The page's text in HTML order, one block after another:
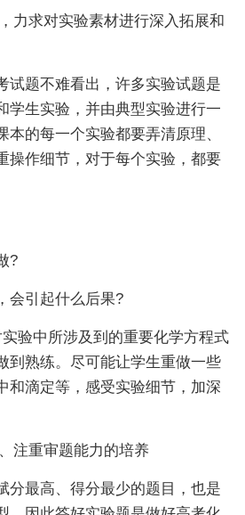
求对实验素材进行深入拓展和
题不难看出，许多实验试题是
学生实验，并由典型实验进行一
本的每一个实验都要弄清原理、
操作细节，对于每个实验，都要
?
引起什么后果?
中所涉及到的重要化学方程式
到熟练。尽可能让学生重做一些
和滴定等，感受实验细节，加深
重审题能力的培养
最高、得分最少的题目，也是